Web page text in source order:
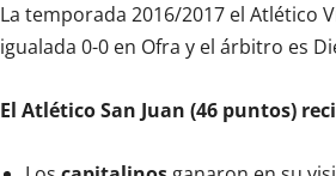
La temporada 2016/2017 el Atlético
igualada 0-0 en Ofra y el árbitro es
El Atlético San Juan (46 puntos)